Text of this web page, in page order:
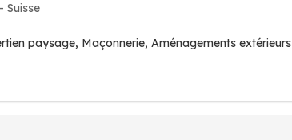
Suisse
paysage, Maçonnerie, Aménagements extérieurs